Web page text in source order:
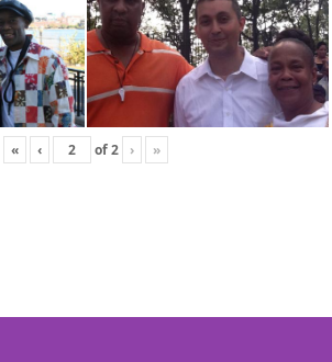
« ‹ of2 › »